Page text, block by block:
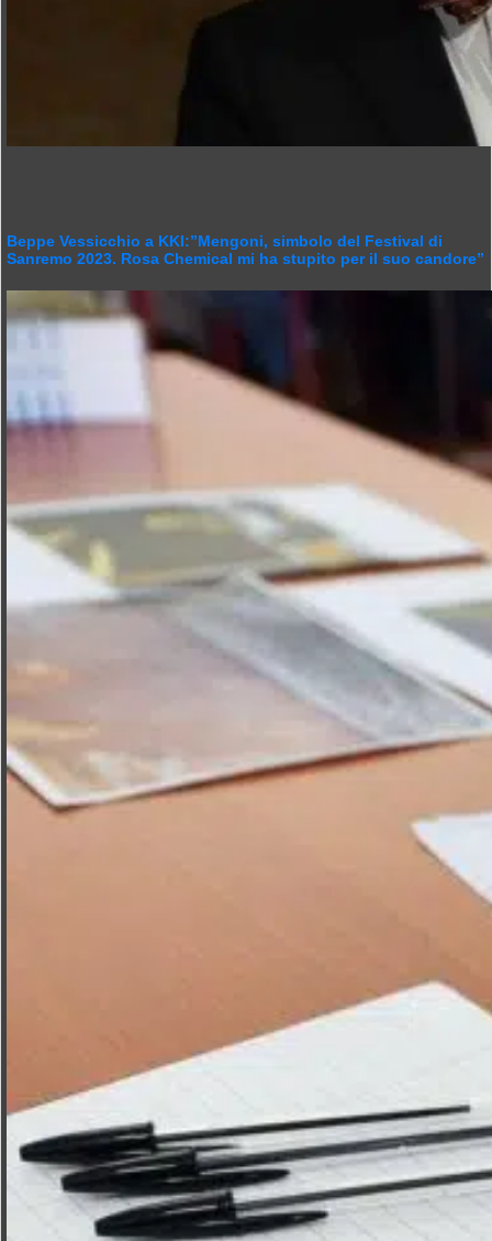
Beppe Vessicchio a KKI:”Mengoni, simbolo del Festival di
Sanremo 2023. Rosa Chemical mi ha stupito per il suo candore”